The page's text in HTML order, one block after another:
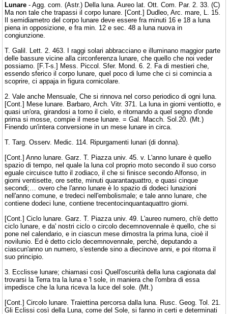
Lunare - Agg. com. (Astr.) Della luna. Aureo lat. Ott. Com. Par. 2. 33. (C)
Ma non tale che trapassi il corpo lunare. [Cont.] Dudleo, Arc. mare, L. 15.
Il semidiametro del corpo lunare deve essere fra minuti 16 e 18 a luna
piena in opposizione, e fra min. 12 e sec. 48 a luna nuova in
congiunzione.
T. Galil. Lett. 2. 463. I raggi solari abbracciano e illuminano maggior parte
delle bassure vicine alla circonferenza lunare, che quello che noi veder
possiamo. [F.T-s.] Mess. Piccol. Sfer. Mond. 6. 2. Fa di mestieri che,
essendo sferico il corpo lunare, quel poco di lume che ci si comincia a
scoprire, ci appaja in figura cornicolare.
2. Vale anche Mensuale, Che si rinnova nel corso periodico di ogni luna.
[Cont.] Mese lunare. Barbaro, Arch. Vitr. 371. La luna in giorni ventiotto, e
quasi un'ora, girandosi a torno il cielo, e ritornando a quel segno d'onde
prima si mosse, compie il mese lunare. = Gal. Macch. Sol.20. (Mt.)
Finendo un'intera conversione in un mese lunare in circa.
T. Targ. Osserv. Medic. 114. Ripurgamenti lunari (di donna).
[Cont.] Anno lunare. Garz. T. Piazza univ. 45. v. L'anno lunare è quello
spazio di tempo, nel quale la luna col proprio moto secondo il suo corso
eguale circuisce tutto il zodiaco, il che si finisce secondo Alfonso, in
giorni ventisette, ore sette, minuti quarantaquattro, e quasi cinque
secondi;… overo che l'anno lunare è lo spazio di dodeci lunazioni
nell'anno comune, e tredeci nell'embolismale; e tale anno lunare, che
contiene dodeci lune, contiene trecentocinquantaquattro giorni.
[Cont.] Ciclo lunare. Garz. T. Piazza univ. 49. L'aureo numero, ch'è detto
ciclo lunare, e da' nostri ciclo o circolo decemnovennale è quello, che si
pone nel calendario, e in ciascun mese dimostra la prima luna, cioè il
novilunio. Ed è detto ciclo decemnovennale, perchè, deputando a
ciascun'anno un numero, s'estende sino a diecinove anni, e poi ritorna il
suo principio.
3. Ecclisse lunare; chiamasi così Quell'oscurità della luna cagionata dal
trovarsi la Terra tra la luna e 'l sole, in maniera che l'ombra di essa
impedisce che la luna riceva la luce del sole. (Mt.)
[Cont.] Circolo lunare. Traiettina percorsa dalla luna. Rusc. Geog. Tol. 21.
Gli Eclissi così della Luna, come del Sole, si fanno in certi e determinati